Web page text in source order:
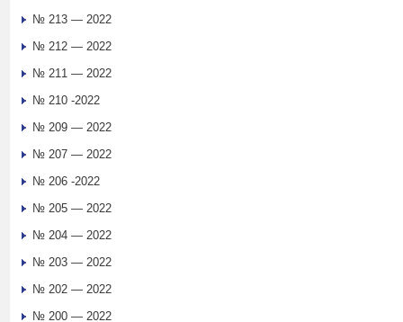
№ 213 — 2022
№ 212 — 2022
№ 211 — 2022
№ 210 -2022
№ 209 — 2022
№ 207 — 2022
№ 206 -2022
№ 205 — 2022
№ 204 — 2022
№ 203 — 2022
№ 202 — 2022
№ 200 — 2022